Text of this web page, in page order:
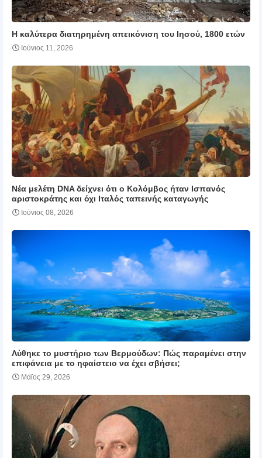
H καλύτερα διατηρημένη απεικόνιση του Ιησού, 1800 ετών
Ιούνιος 11, 2026
Νέα μελέτη DNA δείχνει ότι ο Κολόμβος ήταν Ισπανός
αριστοκράτης και όχι Ιταλός ταπεινής καταγωγής
Ιούνιος 08, 2026
Λύθηκε το μυστήριο των Βερμούδων: Πώς παραμένει στην
επιφάνεια με το ηφαίστειο να έχει σβήσει;
Μάϊος 29, 2026